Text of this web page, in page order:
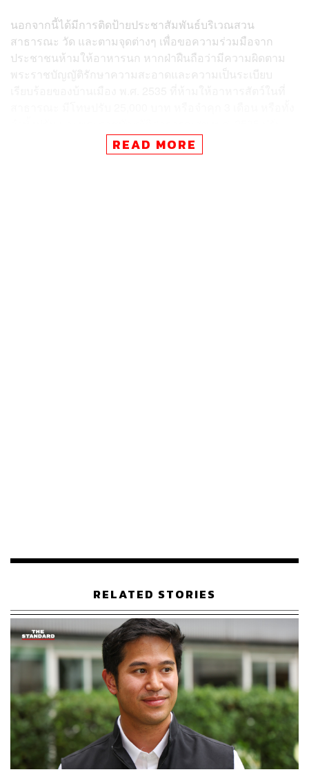
นอกจากนี้ได้มีการติดป้ายประชาสัมพันธ์บริเวณสวน
สาธารณะ วัด และตามจุดต่างๆ เพื่อขอความร่วมมือจาก
ประชาชนห้ามให้อาหารนก หากฝ่าฝืนถือว่ามีความผิดตาม
พระราชบัญญัติ รักษาความสะอาดและความเป็นระเบียบ
READ MORE
RELATED STORIES